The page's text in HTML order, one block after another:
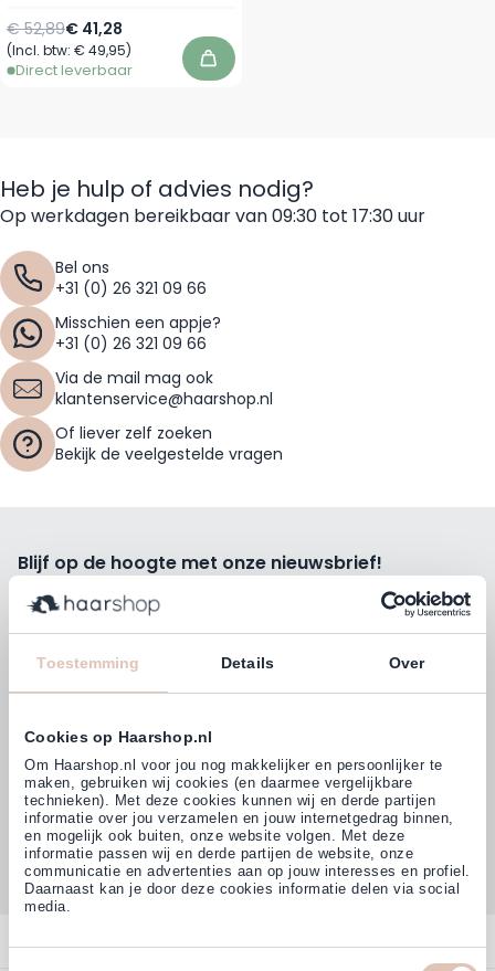
Toestemming Details Over
Cookies op Haarshop.nl
Om Haarshop.nl voor jou nog makkelijker en persoonlijker te
maken, gebruiken wij cookies (en daarmee vergelijkbare
technieken). Met deze cookies kunnen wij en derde partijen
informatie over jou verzamelen en jouw internetgedrag binnen,
en mogelijk ook buiten, onze website volgen. Met deze
informatie passen wij en derde partijen de website, onze
communicatie en advertenties aan op jouw interesses en profiel.
Daarnaast kan je door deze cookies informatie delen via social
media.
Speciale prijs
€ 41,28
Normale prijs
€ 52,89
(Incl. btw: € 49,95)
Direct leverbaar In winkelwagen
Heb je hulp of advies nodig?
Op werkdagen bereikbaar van 09:30 tot 17:30 uur
Bel ons
+31 (0) 26 321 09 66
Misschien een appje?
+31 (0) 26 321 09 66
Via de mail mag ook
klantenservice@haarshop.nl
Of liever zelf zoeken
Bekijk de veelgestelde vragen
Contact
Blijf op de hoogte met onze nieuwsbrief!
Ontvang wekelijks de beste kortingsacties, tips en nieuws
rechtstreeks in jou e-mailbox.
E-mailadres
Inschrijven
Volg ons
Klanten beoordelen ons met
4,77 (38.000+)